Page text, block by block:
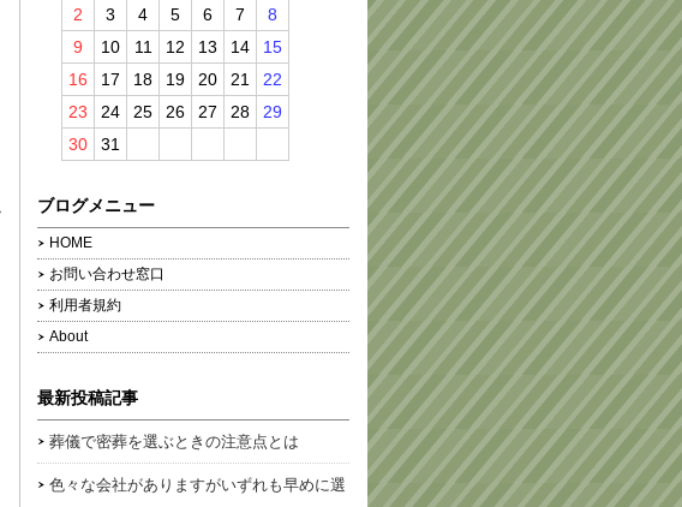
2
3 4 5 6 7
8
9
10 11 12 13 14
15
16
17 18 19 20 21
22
23
24 25 26 27 28
29
30
31
ブログメニュー
HOME
お問い合わせ窓口
利用者規約
About
最新投稿記事
葬儀で密葬を選ぶときの注意点とは
色々な会社がありますがいずれも早めに選